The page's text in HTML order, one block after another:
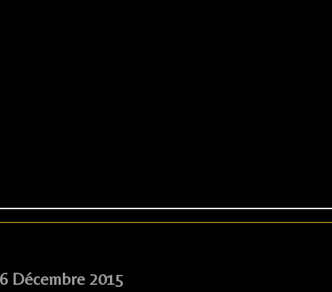
Décembre 2015